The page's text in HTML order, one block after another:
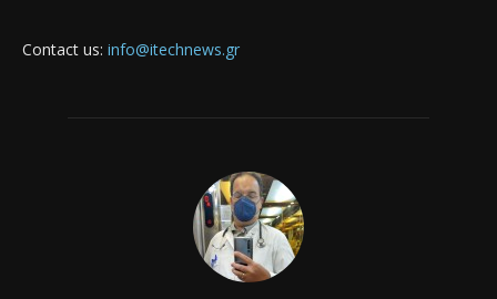
Contact us: info@itechnews.gr